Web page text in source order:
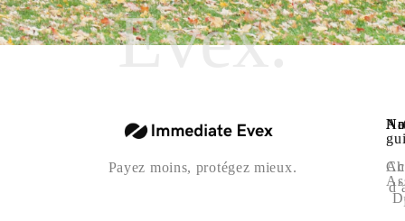
Evex.
Payez moins, protégez mieux.